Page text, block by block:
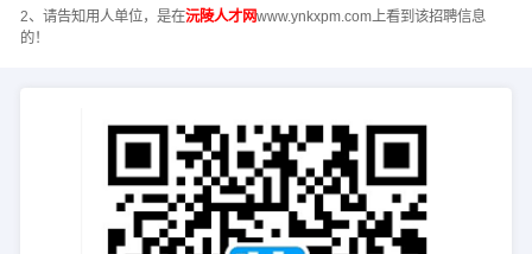
2、请告知用人单位，是在沅陵人才网www.ynkxpm.com上看到该招聘信息
的！